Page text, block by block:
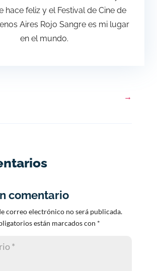
hace feliz y el Festival de Cine de
Aires Rojo Sangre es mi lugar
en el mundo.
→
comentario
correo electrónico no será publicada.
están marcados con *